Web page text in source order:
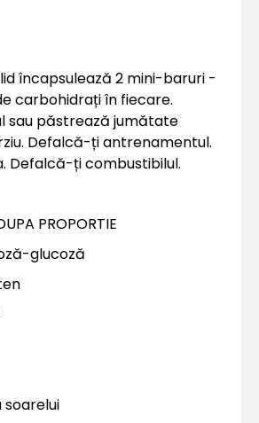
încapsulează 2 mini-baruri -
carbohidrați în fiecare.
sau păstrează jumătate
Defalcă-ți antrenamentul.
Defalcă-ți combustibilul.
PROPORTIE
glucoză
soarelui